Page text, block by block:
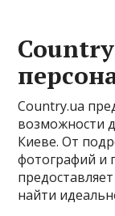
Country.ua
возможности
Киеве. От
фотографий и
найти